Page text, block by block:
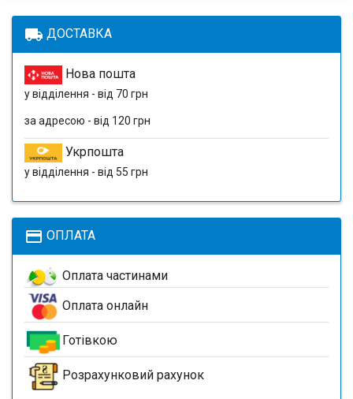
local_shipping ДОСТАВКА
Нова пошта
у відділення - від 70 грн
за адресою - від 120 грн
Укрпошта
у відділення - від 55 грн
payment ОПЛАТА
Оплата частинами
Оплата онлайн
Готівкою
Розрахунковий рахунок